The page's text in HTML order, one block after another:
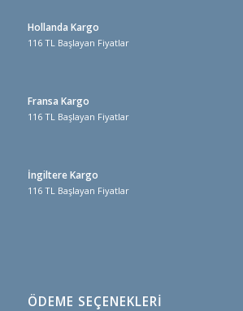
Hollanda Kargo
116 TL Başlayan Fiyatlar
Fransa Kargo
116 TL Başlayan Fiyatlar
İngiltere Kargo
116 TL Başlayan Fiyatlar
ÖDEME SEÇENEKLERİ